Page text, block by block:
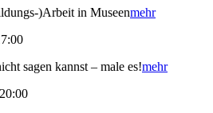
)Arbeit in Museenmehr
sagen kannst – male es!mehr